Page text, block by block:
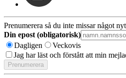
Prenumerera så du inte missar något
Din epost (obligatorisk)
Dagligen
Veckovis
Jag har läst och förstått att min